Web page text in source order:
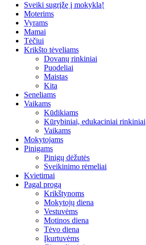
Sveiki sugrįžę į mokyklą!
Moterims
Vyrams
Mamai
Tėčiui
Krikšto tėveliams
Dovanų rinkiniai
Puodeliai
Maistas
Kita
Seneliams
Vaikams
Kūdikiams
Kūrybiniai, edukaciniai rinkiniai
Vaikams
Mokytojams
Pinigams
Pinigų dėžutės
Sveikinimo rėmeliai
Kvietimai
Pagal progą
Krikštynoms
Mokytojų diena
Vestuvėms
Motinos diena
Tėvo diena
Įkurtuvėms